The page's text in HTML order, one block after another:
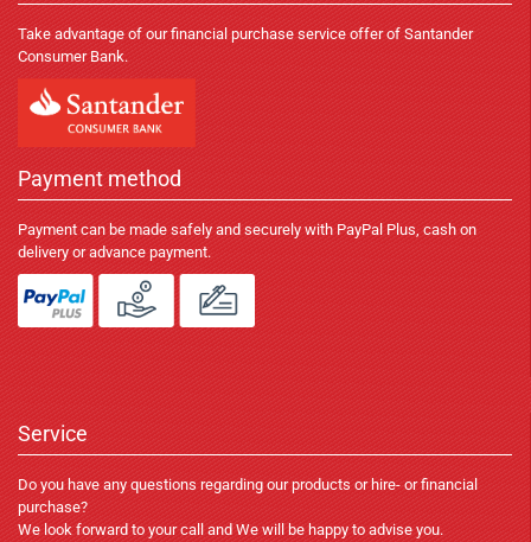
Take advantage of our financial purchase service offer of Santander
Consumer Bank.
Payment method
Payment can be made safely and securely with PayPal Plus, cash on
delivery or advance payment.
Service
Do you have any questions regarding our products or hire- or financial
purchase?
We look forward to your call and We will be happy to advise you.